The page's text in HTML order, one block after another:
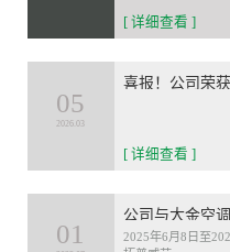
[ 详细查看 ]
05
2026.03
喜报！公司荣
[ 详细查看 ]
01
2025年6月8日至